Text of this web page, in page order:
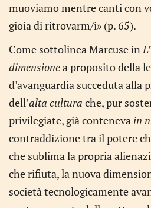
muoviamo mentre canti con
gioia di ritrovarm/i» (p. 65).
Come sottolinea Marcuse in
dimensionea proposito della
d’avanguardia succeduta alla
dell’alta cultura che, pur
privilegiate, già conteneva in
contraddizione tra il potere
che sublima la propria
che rifiuta, la nuova
società tecnologicamente